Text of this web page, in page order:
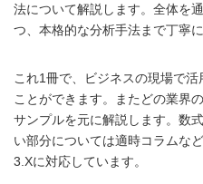
法について解説します。全体を
つ、本格的な分析手法まで丁寧
これ1冊で、ビジネスの現場で
ことができます。またどの業界
サンプルを元に解説します。数
い部分については適時コラムな
3.Xに対応しています。